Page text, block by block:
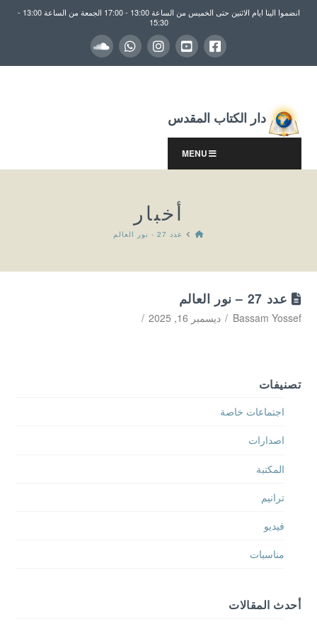
انضموا الينا ايام الاثنين حتى الخميس من الساعة 13:00 - 17:00 الجمعة من الساعة 13:00 -
15:30
دار الكتاب المقدس
MENU
أخبار
HOME
عدد 27 - نور العالم
عدد 27 – نور العالم
Bassam Yossef ديسمبر 16, 2025
تصنيفات
اجتماعات خاصة
اصدارات
المكتبة
ترانيم
فيديو
مناسبات
أحدث المقالات